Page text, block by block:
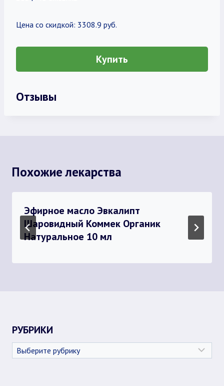
Цена со скидкой: 3308.9 руб.
Купить
Отзывы
Похожие лекарства
Эфирное масло Эвкалипт
Шаровидный Коммек Органик
Натуральное 10 мл
РУБРИКИ
Рубрики